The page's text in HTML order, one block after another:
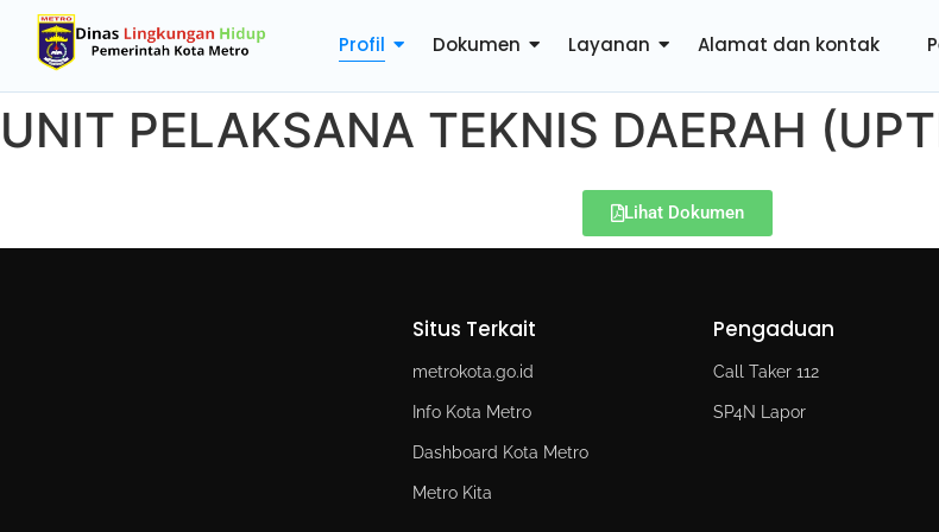
Profil Dokumen Layanan Alamat dan kontak
UNIT PELAKSANA TEKNIS DAERAH
Lihat Dokumen
Situs Terkait
metrokota.go.id
Info Kota Metro
Dashboard Kota Metro
Metro Kita
Pengaduan
Call Taker 112
SP4N Lapor